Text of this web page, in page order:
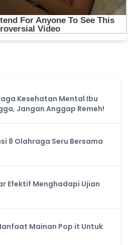
Kesehatan Mental Ibu
Jangan Anggap Remeh!
8 Olahraga Seru Bersama
Efektif Menghadapi Ujian
Mainan Pop it Untuk